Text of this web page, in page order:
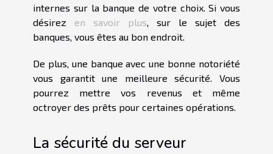
internes sur la banque de votre choix. Si vous
désirez en savoir plus, sur le sujet des
banques, vous êtes au bon endroit.
De plus, une banque avec une bonne notoriété
vous garantit une meilleure sécurité. Vous
pourrez mettre vos revenus et même
octroyer des prêts pour certaines opérations.
La sécurité du serveur